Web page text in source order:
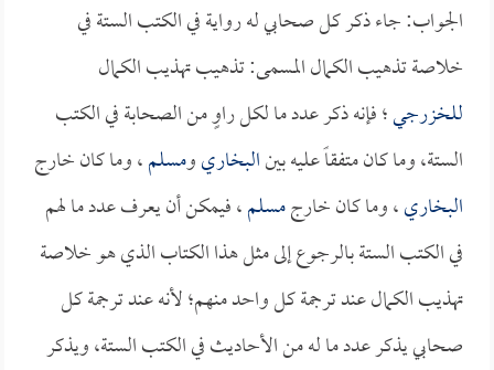
الجواب: جاء ذكر كل صحابي له رواية في الكتب الستة في
خلاصة تذهيب الكمال المسمى: تذهيب تهذيب الكمال
للخزرجي؛ فإنه ذكر عدد ما لكل راوٍ من الصحابة في الكتب
الستة، وما كان متفقاً عليه بينالبخاريومسلم، وما كان خارج
البخاري، وما كان خارجمسلم، فيمكن أن يعرف عدد ما لهم
في الكتب الستة بالرجوع إلى مثل هذا الكتاب الذي هو خلاصة
تهذيب الكمال عند ترجمة كل واحد منهم؛ لأنه عند ترجمة كل
صحابي يذكر عدد ما له من الأحاديث في الكتب الستة، ويذكر